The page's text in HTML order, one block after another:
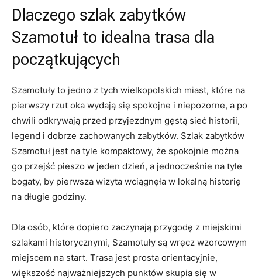
Dlaczego szlak zabytków
Szamotuł to idealna trasa dla
początkujących
Szamotuły to jedno z tych wielkopolskich miast, które na
pierwszy rzut oka wydają się spokojne i niepozorne, a po
chwili odkrywają przed przyjezdnym gęstą sieć historii,
legend i dobrze zachowanych zabytków. Szlak zabytków
Szamotuł jest na tyle kompaktowy, że spokojnie można
go przejść pieszo w jeden dzień, a jednocześnie na tyle
bogaty, by pierwsza wizyta wciągnęła w lokalną historię
na długie godziny.
Dla osób, które dopiero zaczynają przygodę z miejskimi
szlakami historycznymi, Szamotuły są wręcz wzorcowym
miejscem na start. Trasa jest prosta orientacyjnie,
większość najważniejszych punktów skupia się w